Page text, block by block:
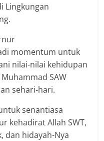
Lingkungan
momentum untuk
nilai-nilai kehidupan
SAW
sehari-hari.
senantiasa
kehadirat Allah SWT,
dan hidayah-Nya